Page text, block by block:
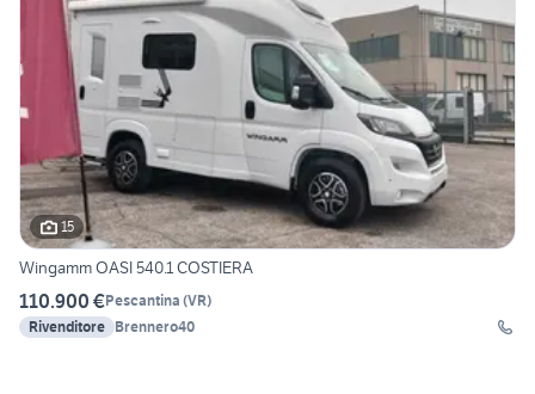
15
Wingamm OASI 540.1 COSTIERA
110.900 €Pescantina (VR)
Rivenditore Brennero40